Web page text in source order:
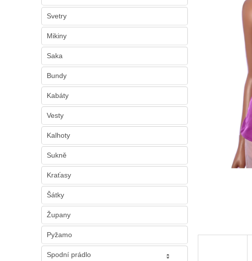
n
l
Svetry
Mikiny
Saka
Bundy
Kabáty
Vesty
Kalhoty
Sukně
Kraťasy
Šátky
Župany
Pyžamo
Spodní prádlo